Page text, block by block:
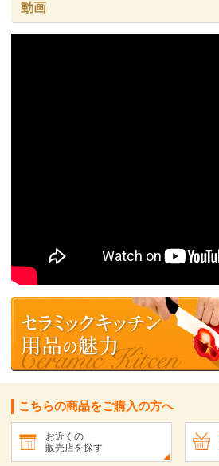
動画
こちらの商品をご購入の方へ
お近くの
販売店を探す